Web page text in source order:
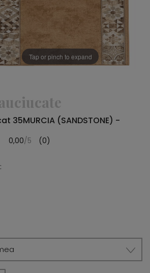
Tap or pinch to expand
35MURCIA (SANDSTONE) -
0,00/5 (0)